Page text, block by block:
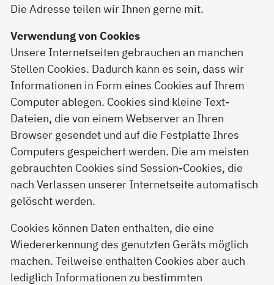
Die Adresse teilen wir Ihnen gerne mit.
Verwendung von Cookies
Unsere Internetseiten gebrauchen an manchen
Stellen Cookies. Dadurch kann es sein, dass wir
Informationen in Form eines Cookies auf Ihrem
Computer ablegen. Cookies sind kleine Text-
Dateien, die von einem Webserver an Ihren
Browser gesendet und auf die Festplatte Ihres
Computers gespeichert werden. Die am meisten
gebrauchten Cookies sind Session-Cookies, die
nach Verlassen unserer Internetseite automatisch
gelöscht werden.
Cookies können Daten enthalten, die eine
Wiedererkennung des genutzten Geräts möglich
machen. Teilweise enthalten Cookies aber auch
lediglich Informationen zu bestimmten